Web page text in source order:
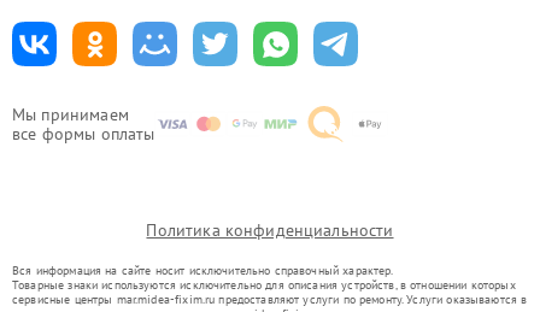
Мы принимаем
все формы оплаты
Политика конфиденциальности
Вся информация на сайте носит исключительно справочный характер.
Товарные знаки используются исключительно для описания устройств, в отношении которых
сервисные центры mar.midea-fixim.ru предоставляют услуги по ремонту. Услуги оказываются в